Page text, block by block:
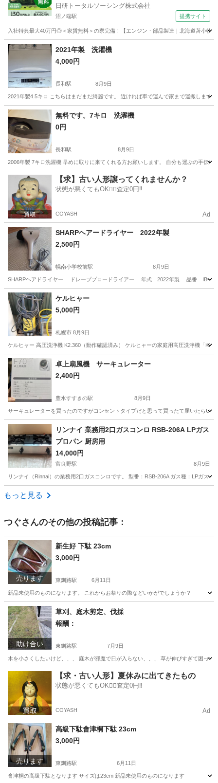
日研トータルソーシング株式会社
沼ノ端駅 提携サイト
入社特典最大40万円◎＜家賃無料＞の寮完備！【エンジン・部品製造｜北海道苫小牧
北海道 苫小牧市 沼ノ端駅 その他
2021年製 洗濯機
4,000円
長和駅 8月9日
2021年製4.5キロ こちらはまだまだ綺麗です。 近ければ車で運んで家まで運搬します
北海道 伊達市 長和駅 生活家電
無料です。7キロ 洗濯機
0円
長和駅 8月9日
2006年製 7キロ洗濯機 早めに取りに来てくれる方お願いします。 自分も運ぶの手伝
北海道 長和駅 生活家電
【求】古い人形譲ってくれませんか？
状態が悪くてもOK🙆‍♀️査定0円‼️
COYASH Ad
SHARPヘアードライヤー 2022年製
2,500円
幌南小学校前駅 8月9日
SHARPヘアドライヤー ドレーププロードライアー 年式 2022年製 品番
北海道 札幌市 幌南小学校前駅
ケルヒャー
5,000円
札幌市 8月9日
ケルヒャー 高圧洗浄機 K2.360（動作確認済み） ケルヒャーの家庭用高圧洗浄機「
北海道 札幌市 生活家電
卓上扇風機 サーキュレーター
2,400円
豊水すすきの駅 8月9日
サーキュレーターを買ったのですがコンセントタイプだと思って買ったて届いたら
北海道 札幌市 豊水すすきの駅 季節、空調家電
サーキュレーター
リンナイ 業務用2口ガスコンロ RSB-206A LPガス
プロパン 厨房用
14,000円
富良野駅 8月9日
リンナイ（Rinnai）の業務用2口ガスコンロです。 型番：RSB-206A ガス種：LPガス
北海道 富良野市
もっと見る
つぐさんのその他の投稿記事：
売ります
新生好 下駄 23cm
3,000円
東釧路駅 6月11日
新品未使用のものになります。 これからお祭りの際などいかがでしょうか？
北海道 釧路市 東釧路駅 着物 新品
助け合い
草刈、庭木剪定、伐採
報酬：
東釧路駅 7月9日
木を小さくしたいけど、、、 庭木が邪魔で日が入らない、、、 草が伸びすぎて困っ
東釧路駅 手伝いたい/助けたい
【求・古い人形】夏休みに出てきたもの
状態が悪くてもOK🙆‍♀️査定0円‼️
COYASH Ad
売ります
高級下駄會津桐下駄 23cm
3,000円
東釧路駅 6月11日
會津桐の高級下駄となります サイズは23cm 新品未使用のものになります